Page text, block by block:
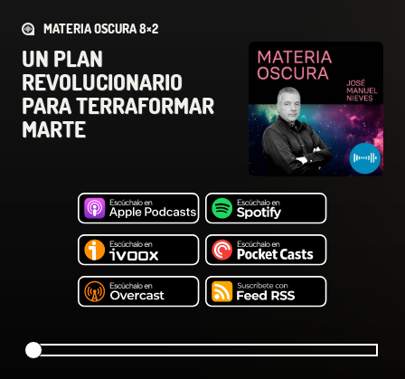
MATERIA OSCURA 8×2
UN PLAN
REVOLUCIONARIO
PARA TERRAFORMAR
MARTE